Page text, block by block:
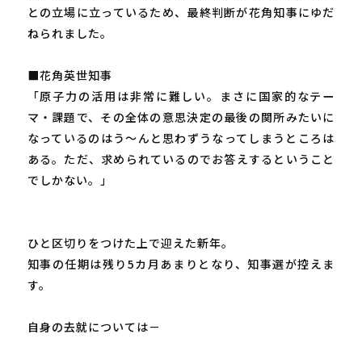
との立場に立っているため、最終判断が花角知事にゆだ
ねられました。
■花角英世知事
「原子力の活用は非常に難しい。まさに国家的なテー
マ・課題で、その全体の意思決定の最後の関所みたいに
なっているのはう～んと思わずうなってしまうところは
ある。ただ、求められているのでお答えするということ
でしかない。」
ひと区切りをつけた上で迎えた新年。
知事の任期は残り5カ月あまりとなり、知事選が控えま
す。
自身の去就については－